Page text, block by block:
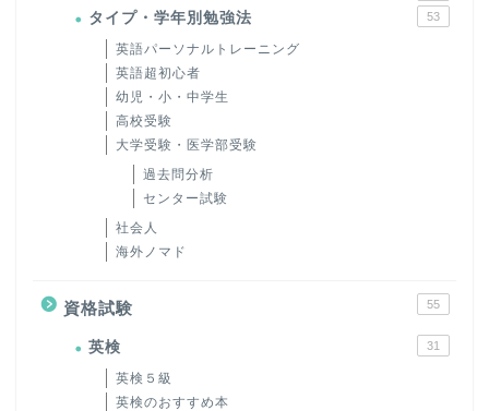
タイプ・学年別勉強法 53
英語パーソナルトレーニング
英語超初心者
幼児・小・中学生
高校受験
大学受験・医学部受験
過去問分析
センター試験
社会人
海外ノマド
資格試験 55
英検 31
英検５級
英検のおすすめ本